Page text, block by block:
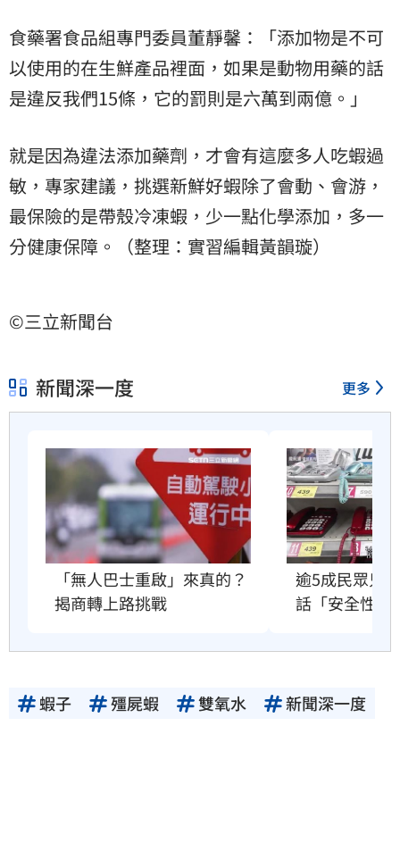
食藥署食品組專門委員董靜馨：「添加物是不可
以使用的在生鮮產品裡面，如果是動物用藥的話
是違反我們15條，它的罰則是六萬到兩億。」
就是因為違法添加藥劑，才會有這麼多人吃蝦過
敏，專家建議，挑選新鮮好蝦除了會動、會游，
最保險的是帶殼冷凍蝦，少一點化學添加，多一
分健康保障。（整理：實習編輯黃韻璇）
©三立新聞台
新聞深一度 更多
「無人巴士重啟」來真的？
揭商轉上路挑戰
逾5成民眾只
話「安全性」
蝦子 殭屍蝦 雙氧水 新聞深一度